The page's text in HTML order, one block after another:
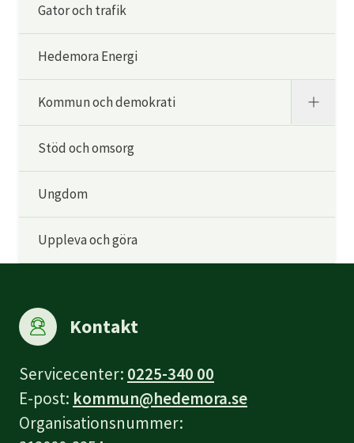
Gator och trafik
Hedemora Energi
Kommun och demokrati
Stöd och omsorg
Ungdom
Uppleva och göra
Kontakt
Servicecenter: 0225-340 00
E-post: kommun@hedemora.se
Organisationsnummer: